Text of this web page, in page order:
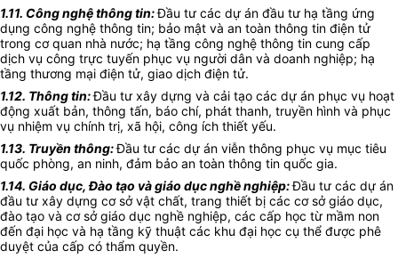
1.11. Công nghệ thông tin:Đầu tư các dự án đầu tư hạ tầng ứng
dụng công nghệ thông tin; bảo mật và an toàn thông tin điện tử
trong cơ quan nhà nước; hạ tầng công nghệ thông tin cung cấp
dịch vụ công trực tuyến phục vụ người dân và doanh nghiệp; hạ
tầng thương mại điện tử, giao dịch điện tử.
1.12. Thông tin:Đầu tư xây dựng và cải tạo các dự án phục vụ hoạt
động xuất bản, thông tấn, báo chí, phát thanh, truyền hình và phục
vụ nhiệm vụ chính trị, xã hội, công ích thiết yếu.
1.13. Truyền thông:Đầu tư các dự án viễn thông phục vụ mục tiêu
quốc phòng, an ninh, đảm bảo an toàn thông tin quốc gia.
1.14. Giáo dục, Đào tạo và giáo dục nghề nghiệp:Đầu tư các dự án
đầu tư xây dựng cơ sở vật chất, trang thiết bị các cơ sở giáo dục,
đào tạo và cơ sở giáo dục nghề nghiệp, các cấp học từ mầm non
đến đại học và hạ tầng kỹ thuật các khu đại học cụ thể được phê
duyệt của cấp có thẩm quyền.